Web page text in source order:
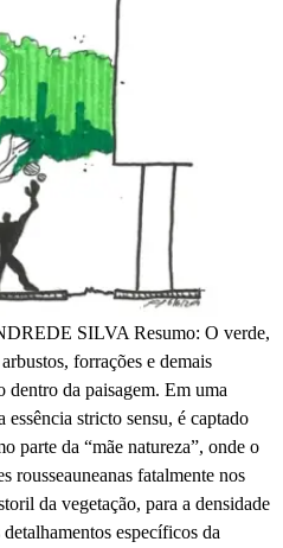
SILVA Resumo: O verde,
forrações e demais
dentro da paisagem. Em uma
essência stricto sensu, é captado
parte da “mãe natureza”, onde o
rousseauneanas fatalmente nos
da vegetação, para a densidade
específicos da